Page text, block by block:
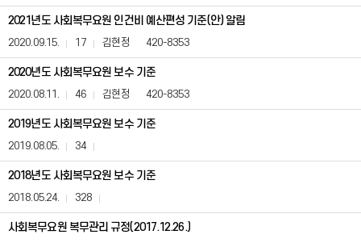
규
정
전
정
보
공
게
판
은
번
호,
목,
2021년도 사회복무요원 인건비 예산편성 기준(안) 알림
2020.09.15. 17 김현정 420-8353
2020년도 사회복무요원 보수 기준
2020.08.11. 46 김현정 420-8353
2019년도 사회복무요원 보수 기준
2019.08.05. 34
2018년도 사회복무요원 보수 기준
2018.05.24. 328
사회복무요원 복무관리 규정(2017.12.26.)